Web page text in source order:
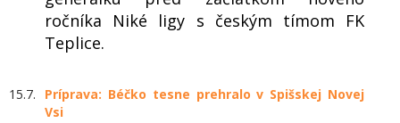
ročníka Niké ligy s českým tímom FK
Teplice.
15.7.
Príprava: Béčko tesne prehralo v Spišskej Novej
Vsi